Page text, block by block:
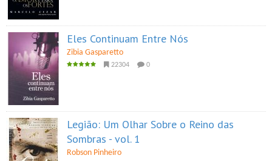
Eles Continuam Entre Nós
Zibia Gasparetto
22304 0
Legião: Um Olhar Sobre o Reino das
Sombras - vol. 1
Robson Pinheiro